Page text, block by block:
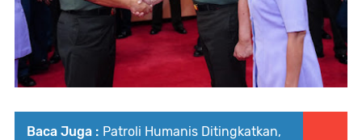
Baca Juga : Patroli Humanis Ditingkatkan,